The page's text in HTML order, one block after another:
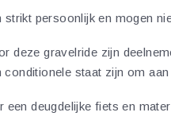
strikt persoonlijk en mogen
deze gravelride zijn
staat zijn om
een deugdelijke fiets en